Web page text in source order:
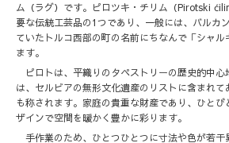
ム（ラグ）です。ピロツキ・チリム（Pirotski
要な伝統工芸品の1つであり、一般には、バルカ
ていたトルコ西部の町の名前にちなんで「シャ
ます。
ピロトは、平織りのタペストリーの歴史的中心
は、セルビアの無形文化遺産のリストに含まれて
も称されます。家庭の貴重な財産であり、ひと
ザインで空間を暖かく豊かに彩ります。
手作業のため、ひとつひとつに寸法や色が若干